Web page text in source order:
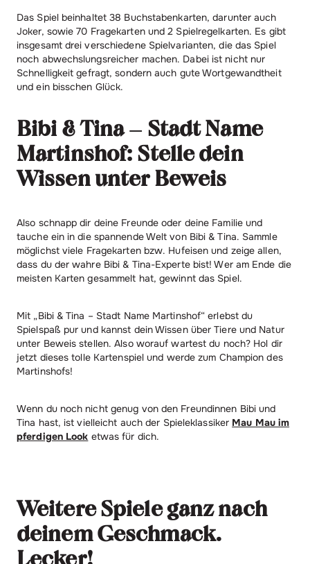
Das Spiel beinhaltet 38 Buchstabenkarten, darunter auch
Joker, sowie 70 Fragekarten und 2 Spielregelkarten. Es gibt
insgesamt drei verschiedene Spielvarianten, die das Spiel
noch abwechslungsreicher machen. Dabei ist nicht nur
Schnelligkeit gefragt, sondern auch gute Wortgewandtheit
und ein bisschen Glück.
Bibi & Tina – Stadt Name
Martinshof: Stelle dein
Wissen unter Beweis
Also schnapp dir deine Freunde oder deine Familie und
tauche ein in die spannende Welt von Bibi & Tina. Sammle
möglichst viele Fragekarten bzw. Hufeisen und zeige allen,
dass du der wahre Bibi & Tina-Experte bist! Wer am Ende die
meisten Karten gesammelt hat, gewinnt das Spiel.
Mit „Bibi & Tina – Stadt Name Martinshof“ erlebst du
Spielspaß pur und kannst dein Wissen über Tiere und Natur
unter Beweis stellen. Also worauf wartest du noch? Hol dir
jetzt dieses tolle Kartenspiel und werde zum Champion des
Martinshofs!
Wenn du noch nicht genug von den Freundinnen Bibi und
Tina hast, ist vielleicht auch der Spieleklassiker Mau Mau im
pferdigen Look etwas für dich.
Weitere Spiele ganz nach
deinem Geschmack.